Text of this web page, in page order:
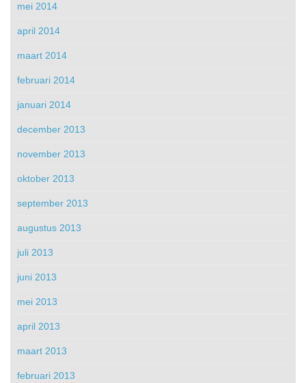
mei 2014
april 2014
maart 2014
februari 2014
januari 2014
december 2013
november 2013
oktober 2013
september 2013
augustus 2013
juli 2013
juni 2013
mei 2013
april 2013
maart 2013
februari 2013